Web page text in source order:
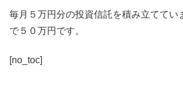
毎月５万円分の投資信託を積み立ててい
で５０万円です。
[no_toc]